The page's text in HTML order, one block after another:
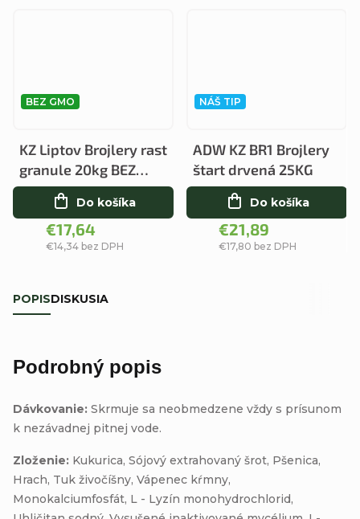
BEZ GMO
KZ Liptov Brojlery rast
granule 20kg BEZ
GMO
€14,34 bez DPH
€17,64
Do košíka
NÁŠ TIP
ADW KZ BR1 Brojlery
štart drvená 25KG
€17,80 bez DPH
€21,89
Do košíka
POPISDISKUSIA
Podrobný popis
Dávkovanie: Skrmuje sa neobmedzene vždy s prísunom
k ​​nezávadnej pitnej vode.
Zloženie: Kukurica, Sójový extrahovaný šrot, Pšenica,
Hrach, Tuk živočíšny, Vápenec kŕmny,
Monokalciumfosfát, L - Lyzín monohydrochlorid,